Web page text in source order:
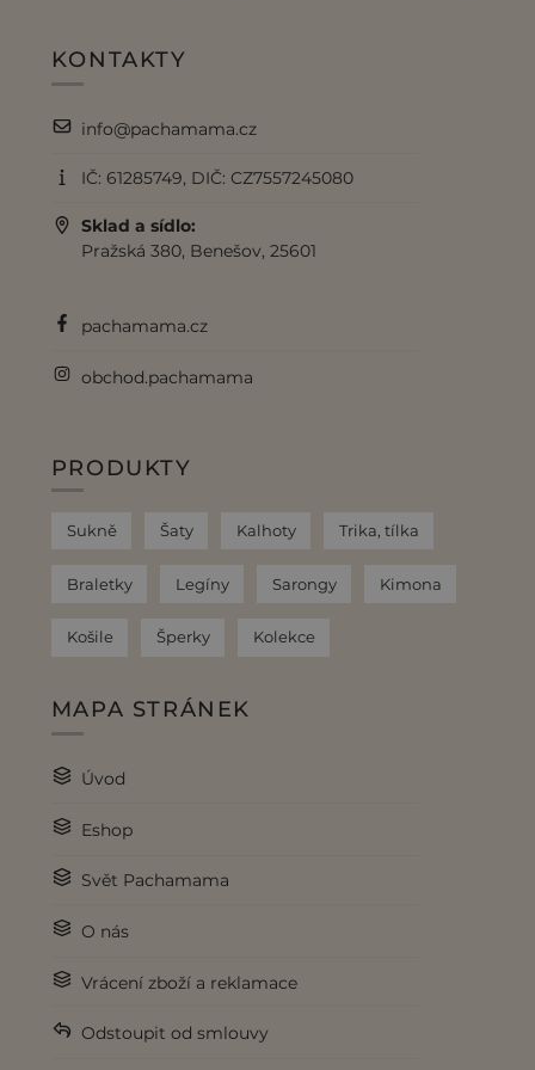
KONTAKTY
info@pachamama.cz
IČ: 61285749, DIČ: CZ7557245080
Sklad a sídlo:
Pražská 380, Benešov, 25601
pachamama.cz
obchod.pachamama
PRODUKTY
Sukně Šaty Kalhoty Trika, tílka
Braletky Legíny Sarongy Kimona
Košile Šperky Kolekce
MAPA STRÁNEK
Úvod
Eshop
Svět Pachamama
O nás
Vrácení zboží a reklamace
Odstoupit od smlouvy